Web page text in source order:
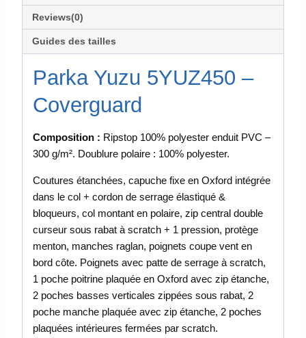
Reviews(0)
Guides des tailles
Parka Yuzu 5YUZ450 –
Coverguard
Composition : Ripstop 100% polyester enduit PVC –
300 g/m². Doublure polaire : 100% polyester.
Coutures étanchées, capuche fixe en Oxford intégrée
dans le col + cordon de serrage élastiqué &
bloqueurs, col montant en polaire, zip central double
curseur sous rabat à scratch + 1 pression, protège
menton, manches raglan, poignets coupe vent en
bord côte. Poignets avec patte de serrage à scratch,
1 poche poitrine plaquée en Oxford avec zip étanche,
2 poches basses verticales zippées sous rabat, 2
poche manche plaquée avec zip étanche, 2 poches
plaquées intérieures fermées par scratch.